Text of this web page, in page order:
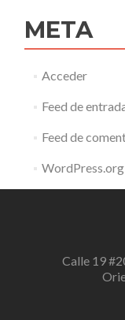
META
Acceder
Feed de
Feed de
WordPress.org
Calle 19